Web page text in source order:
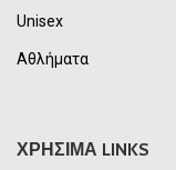
Unisex
Αθλήματα
ΧΡΗΣΙΜΑ LINKS